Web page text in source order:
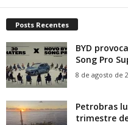
Posts Recentes
BYD
Song Pro
8 de agosto de
Petrobras
trimestre